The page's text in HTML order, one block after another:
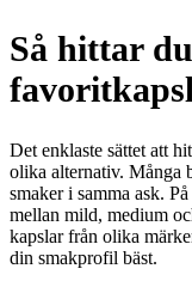
Så hittar
Det enklaste sättet att
olika alternativ. Många
smaker i samma ask.
mellan mild, medium
kapslar från olika
din smakprofil bäst.